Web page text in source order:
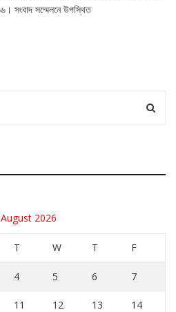
সংবাদ সম্মেলনে উপস্থিত
August 2026
T W T F
4 5 6 7
11 12 13 14